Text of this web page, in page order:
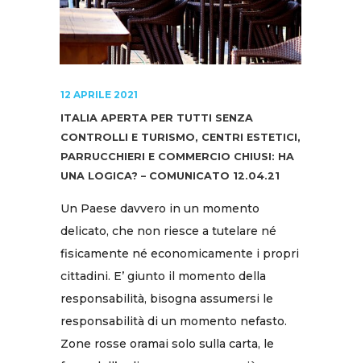
12 APRILE 2021
ITALIA APERTA PER TUTTI SENZA
CONTROLLI E TURISMO, CENTRI ESTETICI,
PARRUCCHIERI E COMMERCIO CHIUSI: HA
UNA LOGICA? – COMUNICATO 12.04.21
Un Paese davvero in un momento
delicato, che non riesce a tutelare né
fisicamente né economicamente i propri
cittadini. E’ giunto il momento della
responsabilità, bisogna assumersi le
responsabilità di un momento nefasto.
Zone rosse oramai solo sulla carta, le